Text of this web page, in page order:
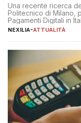
Una recente ricerca
Politecnico di Milano,
Pagamenti Digitali in
definitivi del primo
NEXILIA-ATTUALITÀ